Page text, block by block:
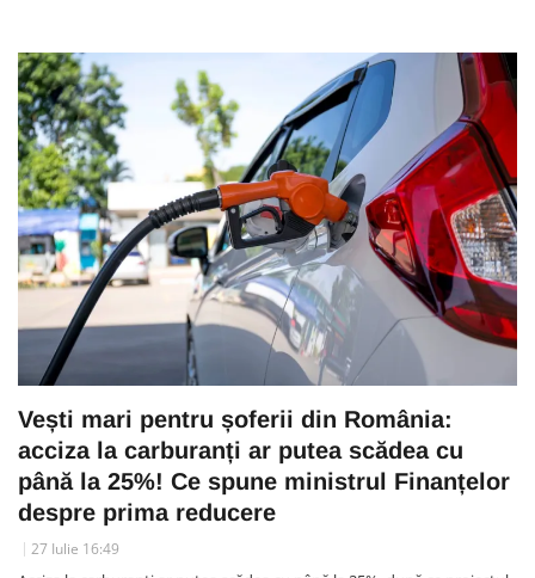
Vești mari pentru șoferii din România:
acciza la carburanți ar putea scădea cu
până la 25%! Ce spune ministrul Finanțelor
despre prima reducere
27 Iulie 16:49